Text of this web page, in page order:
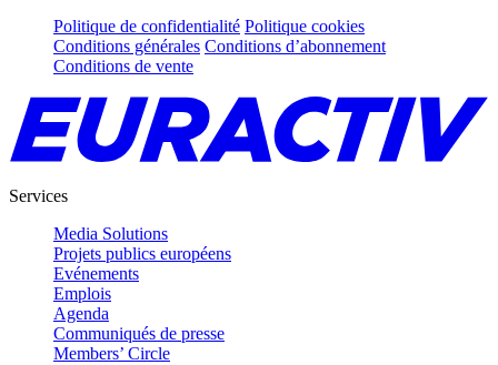
Politique de confidentialité Politique cookies
Conditions générales Conditions d’abonnement
Conditions de vente
Services
Media Solutions
Projets publics européens
Evénements
Emplois
Agenda
Communiqués de presse
Members’ Circle